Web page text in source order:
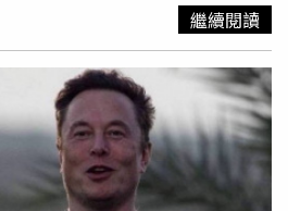
10年期公債殖利率可能挑戰5%，
加AI產業融資壓力，形成兩難局
開始反映9月可能升息的預期，
動，並期盼各項結果朝正向發展，
。
。不過，這項舒適升級並非免費服
用才能選購。聯合航空商務長諾塞
示，公司希望在每個艙等中提供
相信新的座位安排能受到消費者歡
直是航空旅客最不願選擇的位置
中嬰兒哭鬧等情況相比，中間座
掌握扶手使用權，往往被視為搭機
年美國大型航空公司逐漸改變經
繼續閱讀